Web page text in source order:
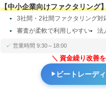
【中小企業向けファクタリング
3社間・2社間ファクタリング対
審査が柔軟で利用しやすい
法
営業時間 9:30～18:00
資金繰り改善
ビートレーデ